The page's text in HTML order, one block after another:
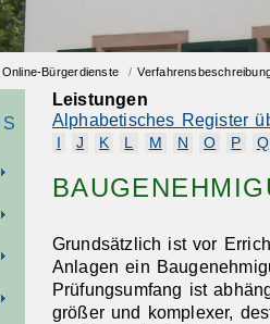
Online-Bürgerdienste /
Leistungen
Alphabetisches Register
J K L M N O P Q
Grundsätzlich ist vor
Anlagen ein
Prüfungsumfang ist
größer und komplexer,